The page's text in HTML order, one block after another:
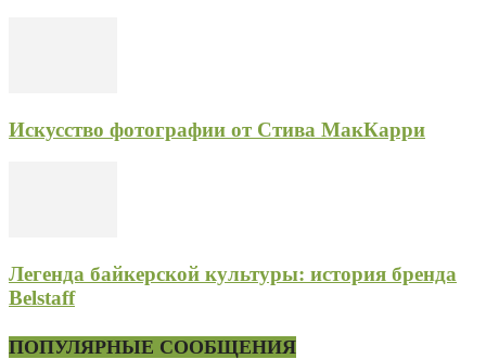
Искусство фотографии от Стива МакКарри
Легенда байкерской культуры: история бренда
Belstaff
ПОПУЛЯРНЫЕ СООБЩЕНИЯ